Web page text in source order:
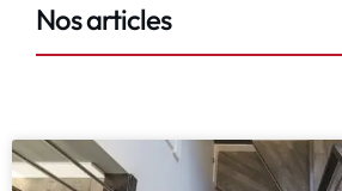
Nos articles